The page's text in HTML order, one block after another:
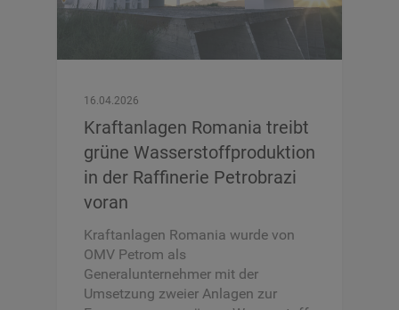
16.04.2026
Kraftanlagen Romania treibt
grüne Wasserstoffproduktion
in der Raffinerie Petrobrazi
voran
Kraftanlagen Romania wurde von
OMV Petrom als
Generalunternehmer mit der
Umsetzung zweier Anlagen zur